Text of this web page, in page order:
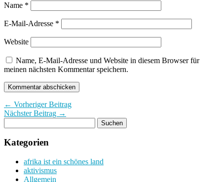
Name *
E-Mail-Adresse *
Website
Name, E-Mail-Adresse und Website in diesem Browser für
meinen nächsten Kommentar speichern.
← Vorheriger Beitrag
Nächster Beitrag →
Kategorien
afrika ist ein schönes land
aktivismus
Allgemein